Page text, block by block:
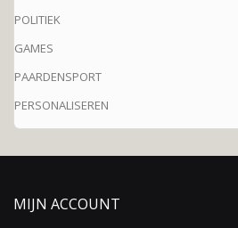
POLITIEK
GAMES
PAARDENSPORT
PERSONALISEREN
MIJN ACCOUNT